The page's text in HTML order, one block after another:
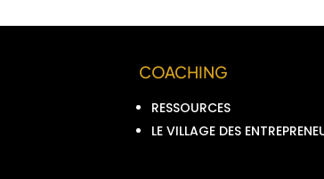
COACHING
RESSOURCES
LE VILLAGE DES